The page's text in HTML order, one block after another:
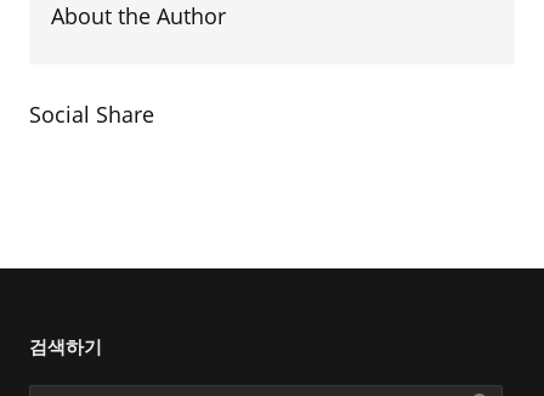
About the Author
Social Share
검색하기